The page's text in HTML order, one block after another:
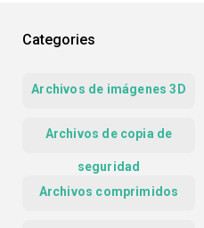
Categories
Archivos de imágenes 3D
Archivos de copia de
seguridad
Archivos comprimidos